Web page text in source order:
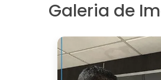
FAQ -
Por que é
Galeria de